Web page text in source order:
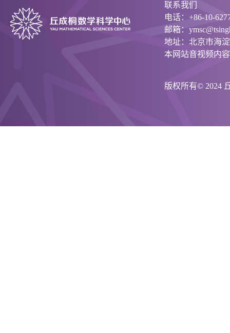
联系我们
电话：+86-10-
邮箱：
地址：北京市海
本网站音视频内
版权所有© 2024